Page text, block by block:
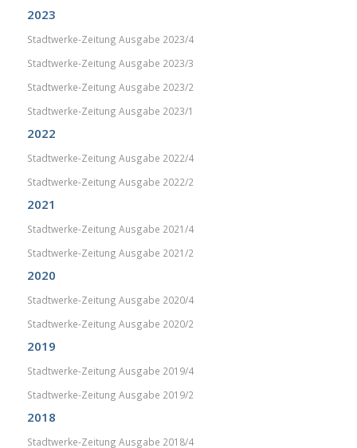
2023
Stadtwerke-Zeitung Ausgabe 2023/4
Stadtwerke-Zeitung Ausgabe 2023/3
Stadtwerke-Zeitung Ausgabe 2023/2
Stadtwerke-Zeitung Ausgabe 2023/1
2022
Stadtwerke-Zeitung Ausgabe 2022/4
Stadtwerke-Zeitung Ausgabe 2022/2
2021
Stadtwerke-Zeitung Ausgabe 2021/4
Stadtwerke-Zeitung Ausgabe 2021/2
2020
Stadtwerke-Zeitung Ausgabe 2020/4
Stadtwerke-Zeitung Ausgabe 2020/2
2019
Stadtwerke-Zeitung Ausgabe 2019/4
Stadtwerke-Zeitung Ausgabe 2019/2
2018
Stadtwerke-Zeitung Ausgabe 2018/4